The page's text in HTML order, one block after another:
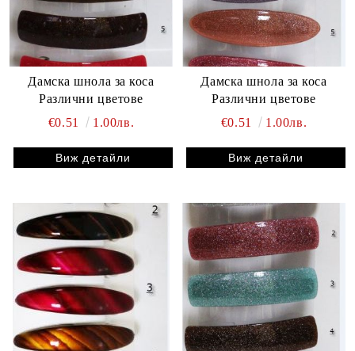
Дамска шнола за коса
Различни цветове
€0.51
1.00лв.
Виж детайли
Дамска шнола за коса
Различни цветове
€0.51
1.00лв.
Виж детайли